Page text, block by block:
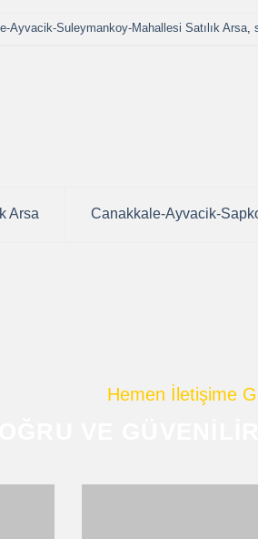
Ayvacik-Suleymankoy-Mahallesi Satılık Arsa,
Arsa Canakkale-Ayvacik-
Hemen İletişime